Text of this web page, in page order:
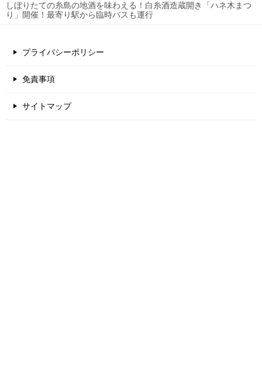
しぼりたての糸島の地酒を味わえる！白糸酒造蔵開き「ハネ木まつ
り」開催！最寄り駅から臨時バスも運行
プライバシーポリシー
免責事項
サイトマップ